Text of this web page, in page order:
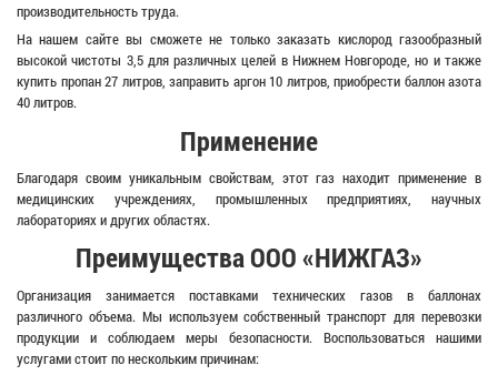
производительность труда.
На нашем сайте вы сможете не только заказать кислород газообразный
высокой чистоты 3,5 для различных целей в Нижнем Новгороде, но и также
купить пропан 27 литров, заправить аргон 10 литров, приобрести баллон азота
40 литров.
Применение
Благодаря своим уникальным свойствам, этот газ находит применение в
медицинских учреждениях, промышленных предприятиях, научных
лабораториях и других областях.
Преимущества ООО «НИЖГАЗ»
Организация занимается поставками технических газов в баллонах
различного объема. Мы используем собственный транспорт для перевозки
продукции и соблюдаем меры безопасности. Воспользоваться нашими
услугами стоит по нескольким причинам: